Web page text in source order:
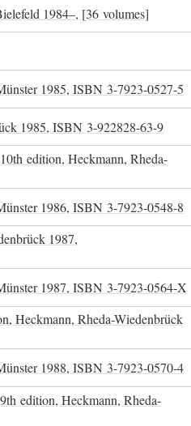
1984–, [36 volumes]
1985,ISBN 3-7923-0527-5
1985,ISBN 3-922828-63-9
10th edition, Heckmann, Rheda-
1986,ISBN 3-7923-0548-8
1987,
1987,ISBN 3-7923-0564-X
Heckmann, Rheda-Wiedenbrück
1988,ISBN 3-7923-0570-4
9th edition, Heckmann, Rheda-